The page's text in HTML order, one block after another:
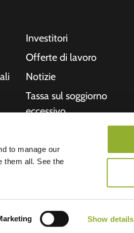
to manage our
them all. See the
Show details
Investitori
Offerte di lavoro
Notizie
Tassa sul soggiorno
eccessivo
Informazioni su di
noi
- Allego B.V.